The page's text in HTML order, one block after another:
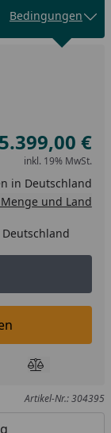
Bedingungen
eins erhöhen
5.399,00 €
inkl. 19% MwSt.
in Deutschland
und Land
legen
Produkt
Artikel-Nr.: 304395